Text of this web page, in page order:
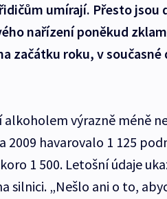
umírají. Přesto jsou
nařízení poněkud
začátku roku, v současné
alkoholem výrazně méně
2009 havarovalo 1 125
1 500. Letošní údaje
silnici. „Nešlo ani o to,